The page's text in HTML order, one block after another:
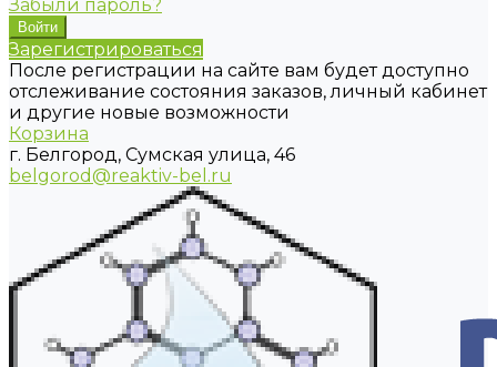
Забыли пароль?
Зарегистрироваться
После регистрации на сайте вам будет доступно
отслеживание состояния заказов, личный кабинет
и другие новые возможности
Корзина
г. Белгород, Сумская улица, 46
belgorod@reaktiv-bel.ru